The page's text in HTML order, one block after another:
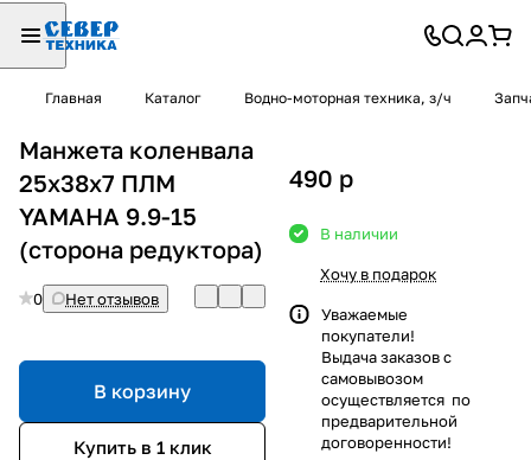
Главная Каталог Водно-моторная техника, з/ч
Манжета коленвала
25х38х7 ПЛМ
YAMAHA 9.9-15
(сторона редуктора)
0 Нет отзывов
В корзину
Купить в 1 клик
490 p
В наличии
Хочу в подарок
Уважаемые
покупатели!
Выдача заказов с
самовывозом
осуществляется по
предварительной
договоренности!